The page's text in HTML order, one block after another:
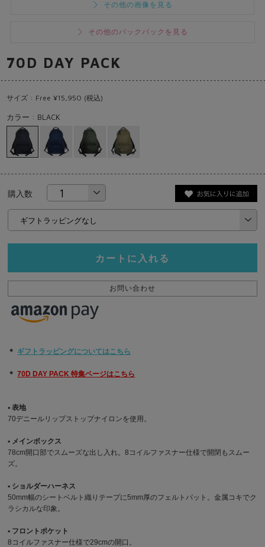
その他の画像を見る
その他のバックパックを見る
70D DAY PACK
サイズ : Free ¥15,950 (税込)
カラー : BLACK
購入数
カートに入れる
お問い合わせ
＊ ギフトラッピングについてはこちら
＊ 70D DAY PACK 特集ページはこちら
▪︎ 表地
70デニールリップストップナイロンを使用。
▪︎ メインボックス
78cm開口部でスムーズな出し入れ。8コイルファスナー仕様で開閉もスムー
ズ。
▪︎ ショルダーハーネス
50mm幅のシートベルト織りテープに5mm厚のフェルトパット。金属コキでク
ラシカルな印象。
▪︎ フロントポケット
8コイルファスナー仕様で29cmの開口。